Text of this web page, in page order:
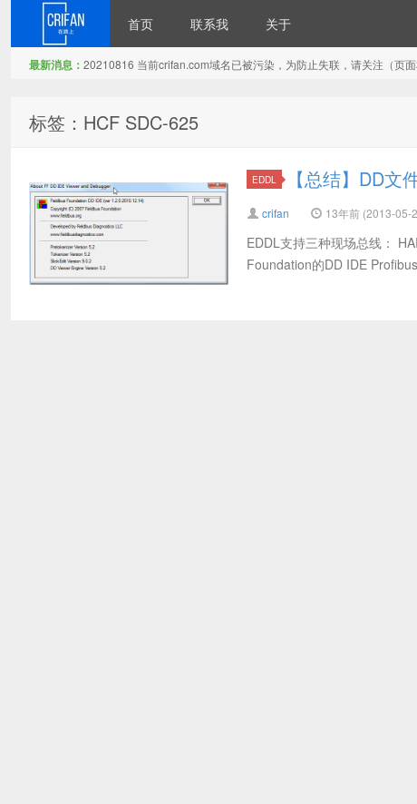
首页 联系我 关于
最新消息： 20210816 当前crifan.com域名已被污染，为防止失联，请关注（页
标签：HCF SDC-625
EDDL 【总结】DD文
crifan 13年前 (2013-05-
EDDL支持三种现场总线：
Foundation的DD IDE